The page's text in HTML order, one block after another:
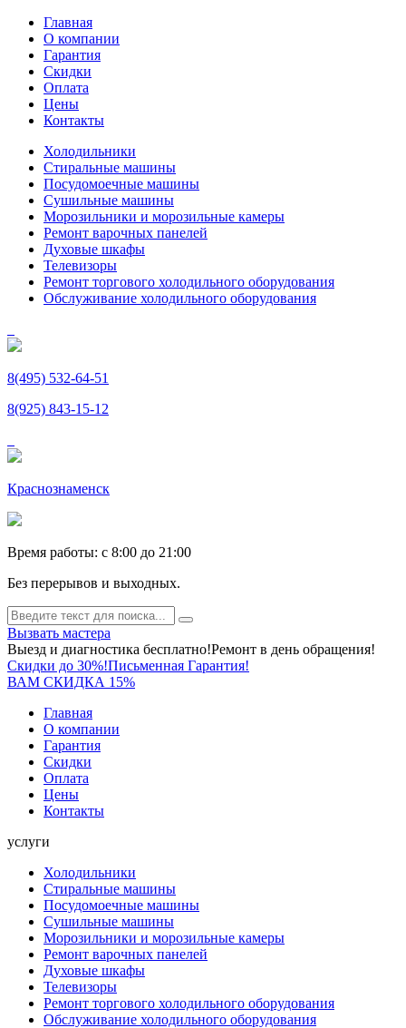
Главная
О компании
Гарантия
Скидки
Оплата
Цены
Контакты
Холодильники
Стиральные машины
Посудомоечные машины
Сушильные машины
Морозильники и морозильные камеры
Ремонт варочных панелей
Духовые шкафы
Телевизоры
Ремонт торгового холодильного оборудования
Обслуживание холодильного оборудования
8(495) 532-64-51
8(925) 843-15-12
Краснознаменск
Время работы: c 8:00 до 21:00
Без перерывов и выходных.
Вызвать мастера
Выезд и диагностика бесплатно!Ремонт в день обращения!
Скидки до 30%!Письменная Гарантия!
ВАМ СКИДКА 15%
Главная
О компании
Гарантия
Скидки
Оплата
Цены
Контакты
услуги
Холодильники
Стиральные машины
Посудомоечные машины
Сушильные машины
Морозильники и морозильные камеры
Ремонт варочных панелей
Духовые шкафы
Телевизоры
Ремонт торгового холодильного оборудования
Обслуживание холодильного оборудования